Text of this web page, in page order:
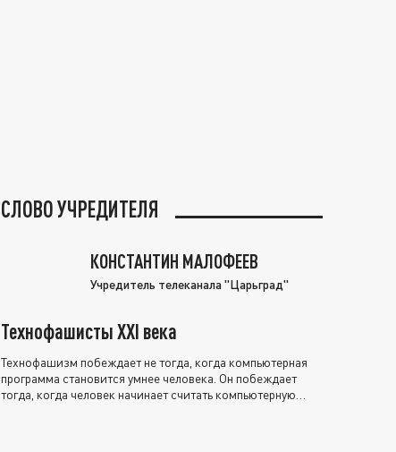
СЛОВО УЧРЕДИТЕЛЯ
КОНСТАНТИН МАЛОФЕЕВ
Учредитель телеканала "Царьград"
Технофашисты XXI века
Технофашизм побеждает не тогда, когда компьютерная
программа становится умнее человека. Он побеждает
тогда, когда человек начинает считать компьютерную